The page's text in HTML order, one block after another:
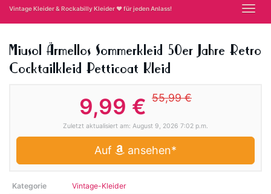
Vintage Kleider & Rockabilly Kleider ❤ für jeden Anlass!
Miusol Ärmellos Sommerkleid 50er Jahre Retro
Cocktailkleid Petticoat Kleid
9,99 € 55,99 €
Zuletzt aktualisiert am: August 9, 2026 7:02 p.m.
Auf ansehen*
Kategorie
Vintage-Kleider